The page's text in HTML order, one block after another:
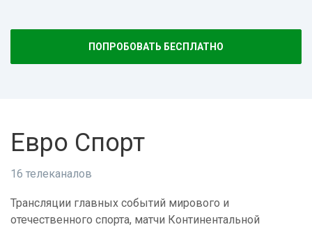
ПОПРОБОВАТЬ БЕСПЛАТНО
Евро Спорт
16 телеканалов
Трансляции главных событий мирового и
отечественного спорта, матчи Континентальной